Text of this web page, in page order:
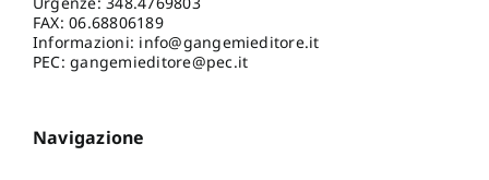
FAX: 06.68806189
Informazioni: info@gangemieditore.it
PEC: gangemieditore@pec.it
Navigazione